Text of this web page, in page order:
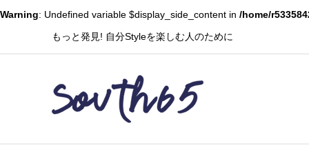
Warning: Undefined variable $display_side_content in /home/
もっと発見! 自分Styleを楽しむ人のために